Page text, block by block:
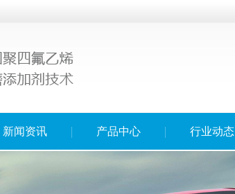
新闻资讯 产品中心 行业动态